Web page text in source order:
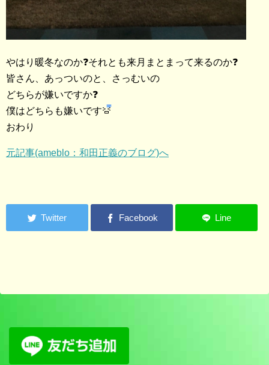
やはり暖冬なのか❓それとも来月まとまって来るのか❓
皆さん、あっついのと、さっむいの
どちらが嫌いですか❓
僕はどちらも嫌いです
おわり
元記事(ameblo：和田正義のブログ)へ